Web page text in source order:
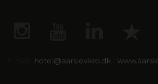
hotel@aarslevkro.dk|